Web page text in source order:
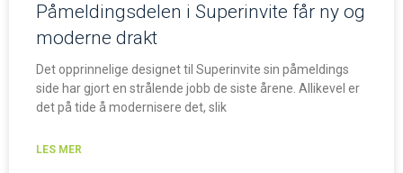
Påmeldingsdelen i Superinvite får ny og
moderne drakt
Det opprinnelige designet til Superinvite sin påmeldings
side har gjort en strålende jobb de siste årene. Allikevel er
det på tide å modernisere det, slik
LES MER